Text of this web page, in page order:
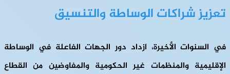
تعزيز شراكات الوساطة والتنسيق
في السنوات الأخيرة، ازداد دور الجهات الفاعلة في الوساطة
الإقليمية والمنظمات غير الحكومية والمفاوضين من القطاع